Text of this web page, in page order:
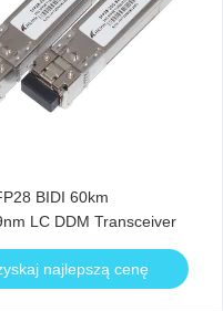
BIDI 60km
LC DDM Transceiver
najlepszą cenę